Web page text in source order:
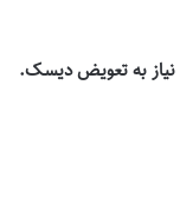
نیاز به تعویض دیسک.